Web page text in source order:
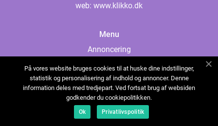
web: www.klikko.dk
Menu
Annoncering
Cookies
Kontakt os
Sitemap
På vores website bruges cookies til at huske dine indstillinger,
statistik og personalisering af indhold og annoncer. Denne
information deles med tredjepart. Ved fortsat brug af websiden
godkender du cookiepolitikken.
Ok Privatlivspolitik